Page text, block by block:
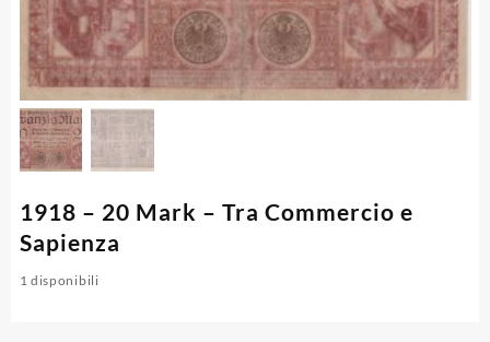
1918 – 20 Mark – Tra Commercio e
Sapienza
1 disponibili